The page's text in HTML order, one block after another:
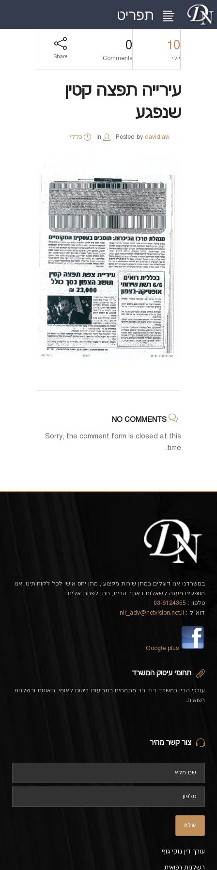
10
יולי
0
Comments
Share
עירייה תפצה קטין
שנפגע
Posted by davidlaw
in כללי
NO COMMENTS
Sorry, the comment form is closed at this
time.
במשרדנו אנו דוגלים במתן שירות מקצועי, מתן יחס אישי לכל לקוחותינו, אנו
מספקים מענה לשאלות באתר הבית, ניתן לפנות אלינו :
טלפון : 03-6124355
דוא"ל : nir_adv@netvision.net.il
Google plus
תחומי עיסוק המשרד
עורכי הדין במשרד דוד ניר מתמחים בתביעות ביטוח לאומי, תאונות ורשלנות
רפואית.
צור קשר מהיר
עורך דין נזקי גוף
רשלנות רפואית